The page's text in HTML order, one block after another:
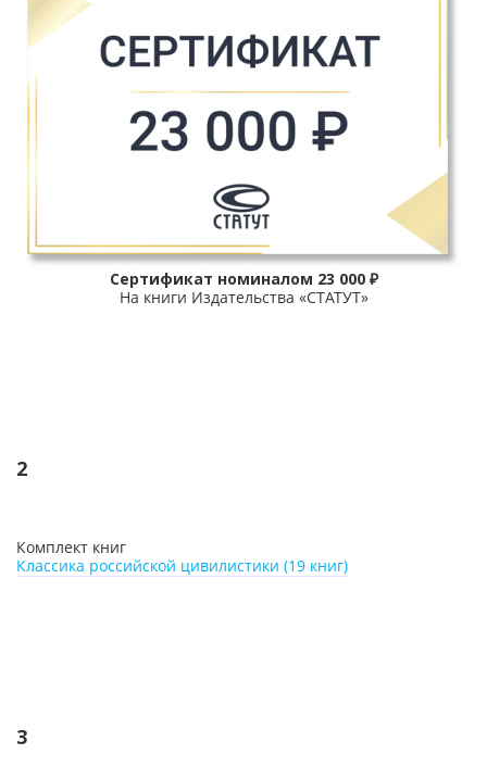
Сертификат номиналом 23 000 ₽
На книги Издательства «СТАТУТ»
2
Комплект книг
Классика российской цивилистики (19 книг)
3